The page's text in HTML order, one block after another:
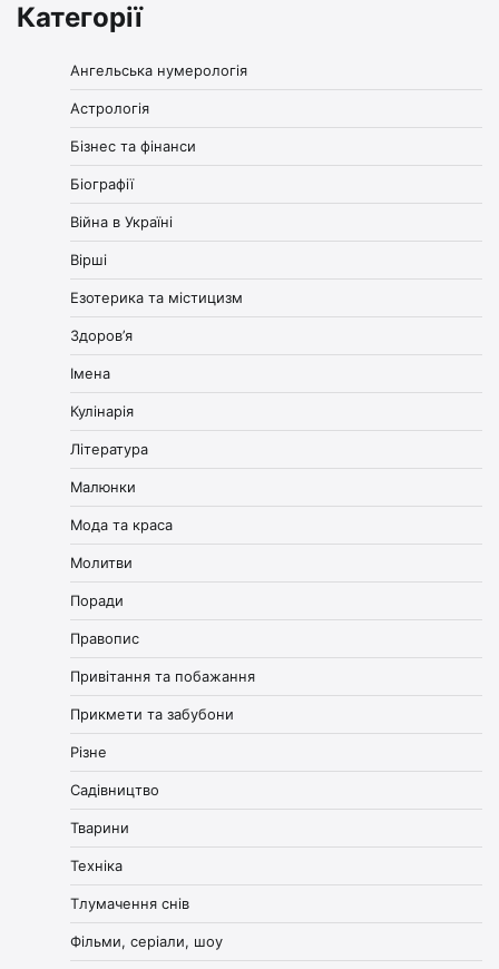
Категорії
Ангельська нумерологія
Астрологія
Бізнес та фінанси
Біографії
Війна в Україні
Вірші
Езотерика та містицизм
Здоров’я
Імена
Кулінарія
Література
Малюнки
Мода та краса
Молитви
Поради
Правопис
Привітання та побажання
Прикмети та забубони
Різне
Садівництво
Тварини
Техніка
Тлумачення снів
Фільми, серіали, шоу